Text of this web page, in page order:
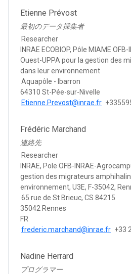
Etienne Prévost
最初のデータ採集者
Researcher
INRAE ECOBIOP, Pôle MIAME
Ouest-UPPA pour la gestion des
dans leur environnement
Aquapôle - Ibarron
64310 St-Pée-sur-Nivelle
Etienne.Prevost@inrae.fr
Frédéric Marchand
連絡先
Researcher
INRAE, Pole OFB-INRAE-
gestion des migrateurs
environnement, U3E, F-35042,
65 rue de St Brieuc, CS 84215
35042 Rennes
FR
frederic.marchand@inrae.fr +33
Nadine Herrard
プログラマー